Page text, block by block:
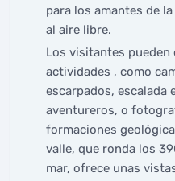
para los amantes de
al aire libre.
Los visitantes
actividades , como
escarpados, escalada
aventureros, o
formaciones
valle, que ronda los
mar, ofrece unas